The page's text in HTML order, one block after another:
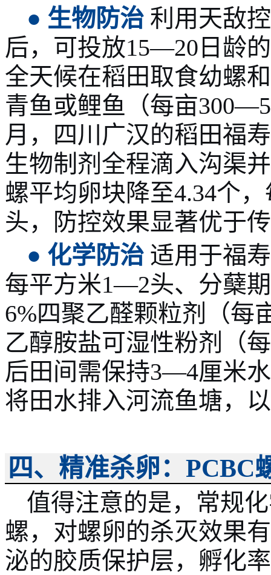
● 生物防治 利用天敌
后，可投放15—20日龄
全天候在稻田取食幼螺
青鱼或鲤鱼（每亩
月，四川广汉的稻田福
生物制剂全程滴入沟渠
螺平均卵块降至4.34个
头，防控效果显著优于
● 化学防治 适用于福
每平方米1—2头、分蘖
6%四聚乙醛颗粒剂（每
乙醇胺盐可湿性粉剂（
后田间需保持3—4厘米
将田水排入河流鱼塘，
四、精准杀卵： PCBC
值得注意的是，常规
螺，对螺卵的杀灭效果
泌的胶质保护层，孵化